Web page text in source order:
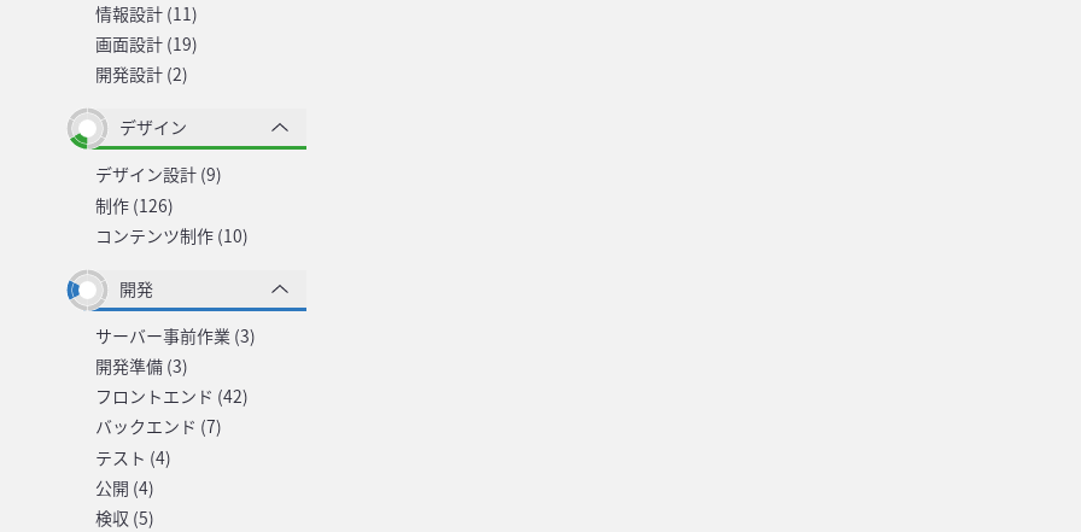
情報設計 (11)
画面設計 (19)
開発設計 (2)
デザイン
デザイン設計 (9)
制作 (126)
コンテンツ制作 (10)
開発
サーバー事前作業 (3)
開発準備 (3)
フロントエンド (42)
バックエンド (7)
テスト (4)
公開 (4)
検収 (5)